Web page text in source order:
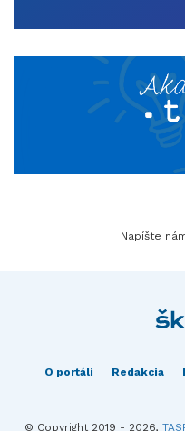
Napíšte
O portáli Redakcia
© Copyright 2019 - 2026,